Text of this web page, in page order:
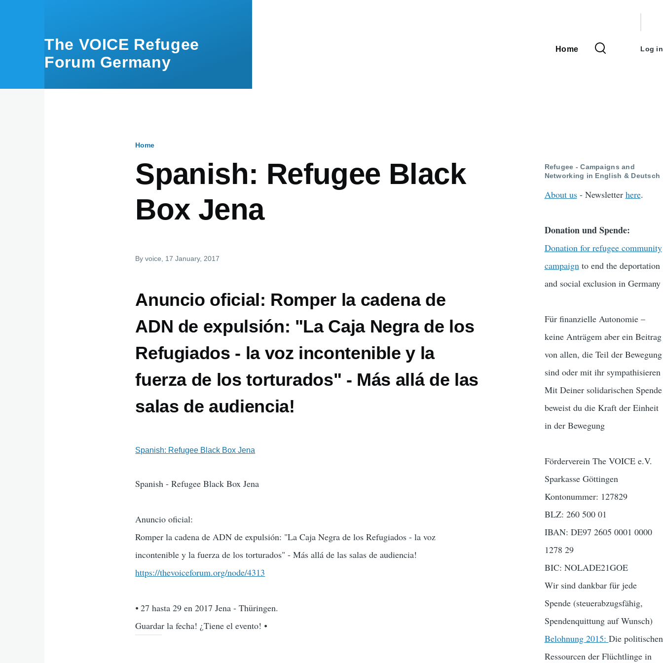
The VOICE Refugee
Forum Germany
Main
Home
menu
Log in
Home
Spanish: Refugee Black
Box Jena
Byvoice , 17 January, 2017
Anuncio oficial: Romper la cadena de
ADN de expulsión: "La Caja Negra de los
Refugiados - la voz incontenible y la
fuerza de los torturados" - Más allá de las
salas de audiencia!
Spanish: Refugee Black Box Jena
Spanish - Refugee Black Box Jena
Anuncio oficial:
Romper la cadena de ADN de expulsión: "La Caja Negra de los Refugiados - la voz
incontenible y la fuerza de los torturados" - Más allá de las salas de audiencia!
https://thevoiceforum.org/node/4313
⦁ 27 hasta 29 en 2017 Jena - Thüringen.
Guardar la fecha! ¿Tiene el evento! ⦁
Refugee - Campaigns and
Networking in English & Deutsch
About us- Newsletter here.
Donation und Spende:
Donation for refugee community
campaignto end the deportation
and social exclusion in Germany
Für finanzielle Autonomie –
keine Anträgem aber ein Beitrag
von allen, die Teil der Bewegung
sind oder mit ihr sympathisieren
Mit Deiner solidarischen Spende
beweist du die Kraft der Einheit
in der Bewegung
Förderverein The VOICE e.V.
Sparkasse Göttingen
Kontonummer: 127829
BLZ: 260 500 01
IBAN: DE97 2605 0001 0000
1278 29
BIC: NOLADE21GOE
Wir sind dankbar für jede
Spende (steuerabzugsfähig,
Spendenquittung auf Wunsch)
Belohnung 2015: Die politischen
Ressourcen der Flüchtlinge in